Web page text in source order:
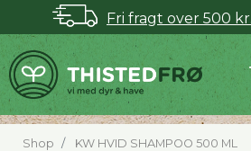
Fri fragt over 500
Shop KW HVID SHAMPOO 500 ML